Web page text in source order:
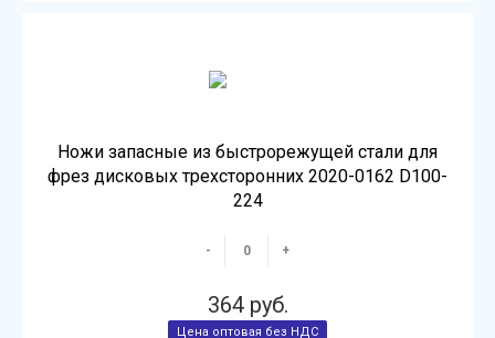
Ножи запасные из быстрорежущей стали для
фрез дисковых трехсторонних 2020-0162 D100-
224
- +
364 руб.